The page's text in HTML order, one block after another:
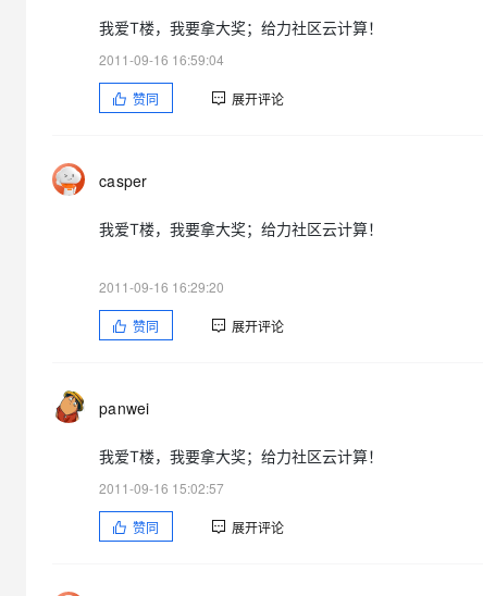
我爱T楼，我要拿大奖；给力社区云计算！
2011-09-16 16:59:04
赞同 展开评论
casper
我爱T楼，我要拿大奖；给力社区云计算！
2011-09-16 16:29:20
赞同 展开评论
panwei
我爱T楼，我要拿大奖；给力社区云计算！
2011-09-16 15:02:57
赞同 展开评论